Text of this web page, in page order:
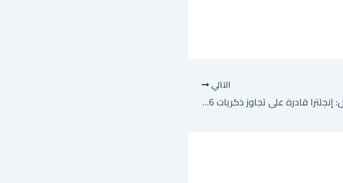
التالي
توخل: إنجلترا قادرة على تجاوز ذكريات 1986 وكتابة فصل جديد في أستيكا أمام المكسيك